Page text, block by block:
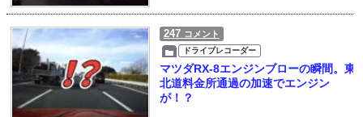
247 コメント
ドライブレコーダー
マツダRX-8エンジンブローの瞬間。東
北道料金所通過の加速でエンジン
が！？